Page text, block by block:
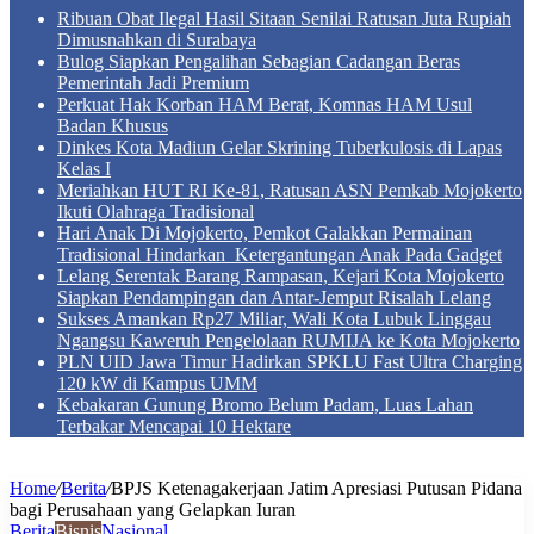
Ribuan Obat Ilegal Hasil Sitaan Senilai Ratusan Juta Rupiah
Dimusnahkan di Surabaya
Bulog Siapkan Pengalihan Sebagian Cadangan Beras
Pemerintah Jadi Premium
Perkuat Hak Korban HAM Berat, Komnas HAM Usul
Badan Khusus
Dinkes Kota Madiun Gelar Skrining Tuberkulosis di Lapas
Kelas I
Meriahkan HUT RI Ke-81, Ratusan ASN Pemkab Mojokerto
Ikuti Olahraga Tradisional
Hari Anak Di Mojokerto, Pemkot Galakkan Permainan
Tradisional Hindarkan Ketergantungan Anak Pada Gadget
Lelang Serentak Barang Rampasan, Kejari Kota Mojokerto
Siapkan Pendampingan dan Antar-Jemput Risalah Lelang
Sukses Amankan Rp27 Miliar, Wali Kota Lubuk Linggau
Ngangsu Kaweruh Pengelolaan RUMIJA ke Kota Mojokerto
PLN UID Jawa Timur Hadirkan SPKLU Fast Ultra Charging
120 kW di Kampus UMM
Kebakaran Gunung Bromo Belum Padam, Luas Lahan
Terbakar Mencapai 10 Hektare
Home/Berita/BPJS Ketenagakerjaan Jatim Apresiasi Putusan Pidana
bagi Perusahaan yang Gelapkan Iuran